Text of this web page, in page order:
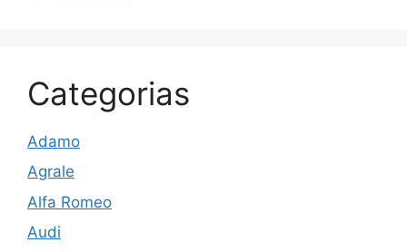
Categorias
Adamo
Agrale
Alfa Romeo
Audi